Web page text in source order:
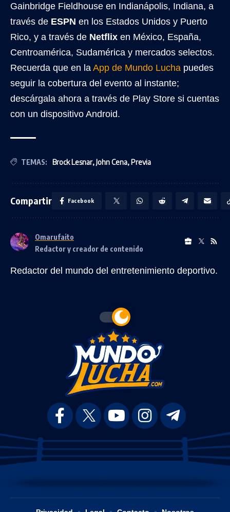
Gainbridge Fieldhouse en Indianápolis, Indiana, a
través de ESPN en los Estados Unidos y Puerto
Rico, y a través de Netflix en México, España,
Centroamérica, Sudamérica y mercados selectos.
Recuerda que en la App de Mundo Lucha puedes
seguir la cobertura del evento al instante;
descárgala ahora a través de Play Store si cuentas
con un dispositivo Android.
TEMAS: Brock Lesnar,John Cena,Previa
Compartir Facebook
Omarufaito
Redactor y creador de contenido
Redactor del mundo del entretenimiento deportivo.